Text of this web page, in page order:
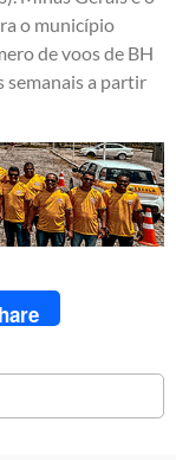
o município
de voos de BH
semanais a partir